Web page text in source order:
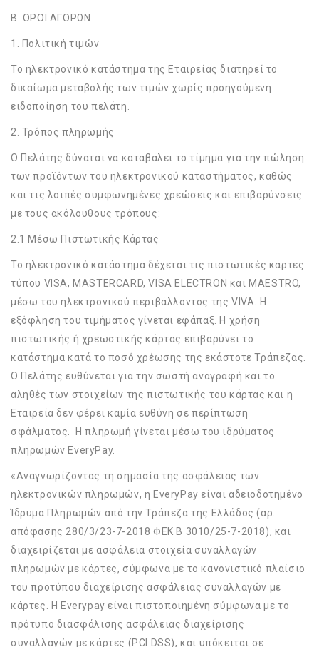
Β. ΟΡΟΙ ΑΓΟΡΩΝ
1. Πολιτική τιμών
Το ηλεκτρονικό κατάστημα της Εταιρείας διατηρεί το
δικαίωμα μεταβολής των τιμών χωρίς προηγούμενη
ειδοποίηση του πελάτη.
2. Τρόπος πληρωμής
Ο Πελάτης δύναται να καταβάλει το τίμημα για την πώληση
των προϊόντων του ηλεκτρονικού καταστήματος, καθώς
και τις λοιπές συμφωνημένες χρεώσεις και επιβαρύνσεις
με τους ακόλουθους τρόπους:
2.1 Μέσω Πιστωτικής Κάρτας
Το ηλεκτρονικό κατάστημα δέχεται τις πιστωτικές κάρτες
τύπου VISA, MASTERCARD, VISA ELECTRON και MAESTRO,
μέσω του ηλεκτρονικού περιβάλλοντος της VIVA. Η
εξόφληση του τιμήματος γίνεται εφάπαξ. Η χρήση
πιστωτικής ή χρεωστικής κάρτας επιβαρύνει το
κατάστημα κατά το ποσό χρέωσης της εκάστοτε Τράπεζας.
Ο Πελάτης ευθύνεται για την σωστή αναγραφή και το
αληθές των στοιχείων της πιστωτικής του κάρτας και η
Εταιρεία δεν φέρει καμία ευθύνη σε περίπτωση
σφάλματος. Η πληρωμή γίνεται μέσω του ιδρύματος
πληρωμών ΕveryPay.
«Αναγνωρίζοντας τη σημασία της ασφάλειας των
ηλεκτρονικών πληρωμών, η EveryPay είναι αδειοδοτημένο
Ίδρυμα Πληρωμών από την Τράπεζα της Ελλάδος (αρ.
απόφασης 280/3/23-7-2018 ΦΕΚ Β 3010/25-7-2018), και
διαχειρίζεται με ασφάλεια στοιχεία συναλλαγών
πληρωμών με κάρτες, σύμφωνα με το κανονιστικό πλαίσιο
του προτύπου διαχείρισης ασφάλειας συναλλαγών με
κάρτες. Η Everypay είναι πιστοποιημένη σύμφωνα με το
πρότυπο διασφάλισης ασφάλειας διαχείρισης
συναλλαγών με κάρτες (PCI DSS), και υπόκειται σε